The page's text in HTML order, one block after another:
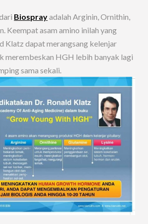
Biosprayadalah Arginin, Ornithin,
Keempat asam amino inilah yang
Klatz dapat merangsang kelenjar
merembeskan HGH lebih banyak lagi
sama sekali.